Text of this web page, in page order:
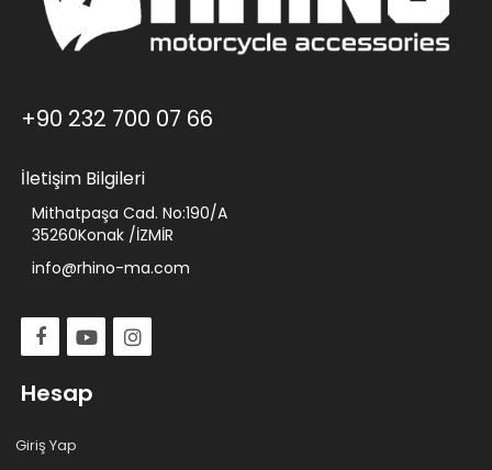
+90 232 700 07 66
İletişim Bilgileri
Mithatpaşa Cad. No:190/A
35260Konak /İZMİR
info@rhino-ma.com
Hesap
Giriş Yap